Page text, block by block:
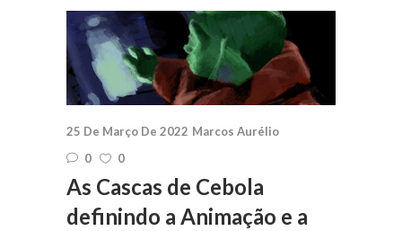
25 De Março De 2022 Marcos Aurélio
0
0
As Cascas de Cebola
definindo a Animação e a